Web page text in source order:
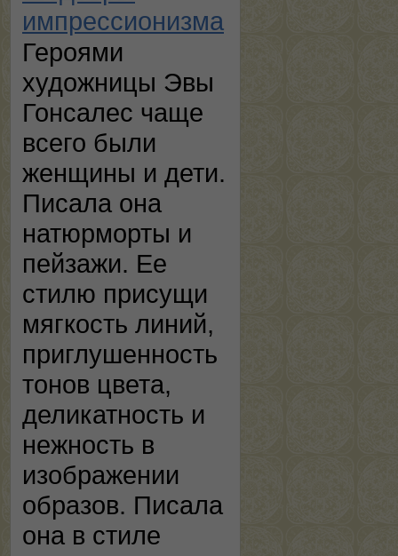
импрессионизма
Героями
художницы Эвы
Гонсалес чаще
всего были
женщины и дети.
Писала она
натюрморты и
пейзажи. Ее
стилю присущи
мягкость линий,
приглушенность
тонов цвета,
деликатность и
нежность в
изображении
образов. Писала
она в стиле